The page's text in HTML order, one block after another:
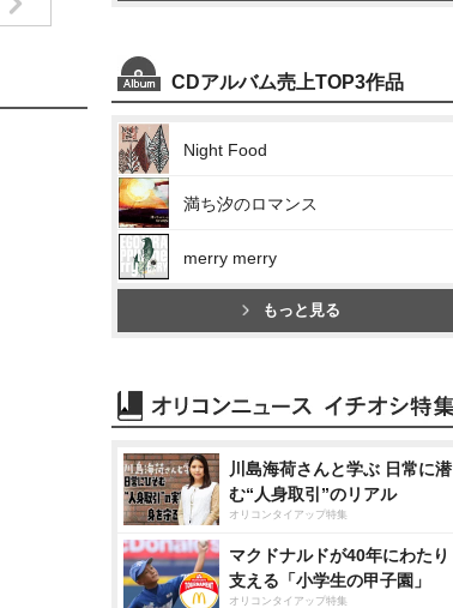
CDアルバム売上TOP3作品
Night Food
満ち汐のロマンス
merry merry
もっと見る
川島海荷さんと学ぶ 日常に潜
む“人身取引”のリアル
オリコンタイアップ特集
マクドナルドが40年にわたり
支える「小学生の甲子園」
オリコンタイアップ特集